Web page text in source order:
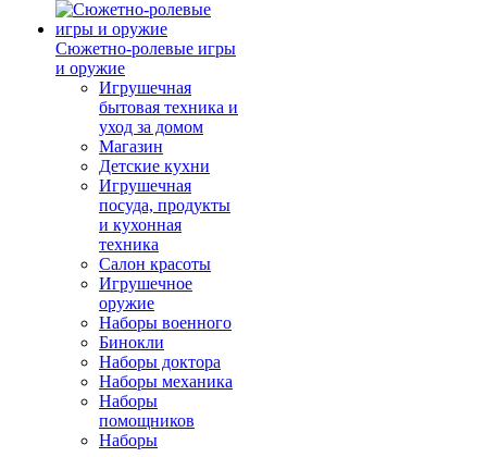
Сюжетно-ролевые игры
и оружие
Игрушечная
бытовая техника и
уход за домом
Магазин
Детские кухни
Игрушечная
посуда, продукты
и кухонная
техника
Салон красоты
Игрушечное
оружие
Наборы военного
Бинокли
Наборы доктора
Наборы механика
Наборы
помощников
Наборы